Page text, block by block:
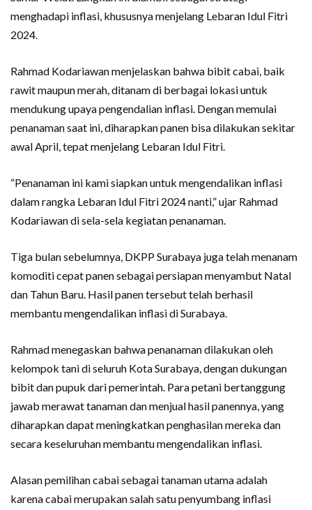
menghadapi inflasi, khususnya menjelang Lebaran Idul Fitri
2024.
Rahmad Kodariawan menjelaskan bahwa bibit cabai, baik
rawit maupun merah, ditanam di berbagai lokasi untuk
mendukung upaya pengendalian inflasi. Dengan memulai
penanaman saat ini, diharapkan panen bisa dilakukan sekitar
awal April, tepat menjelang Lebaran Idul Fitri.
“Penanaman ini kami siapkan untuk mengendalikan inflasi
dalam rangka Lebaran Idul Fitri 2024 nanti,” ujar Rahmad
Kodariawan di sela-sela kegiatan penanaman.
Tiga bulan sebelumnya, DKPP Surabaya juga telah menanam
komoditi cepat panen sebagai persiapan menyambut Natal
dan Tahun Baru. Hasil panen tersebut telah berhasil
membantu mengendalikan inflasi di Surabaya.
Rahmad menegaskan bahwa penanaman dilakukan oleh
kelompok tani di seluruh Kota Surabaya, dengan dukungan
bibit dan pupuk dari pemerintah. Para petani bertanggung
jawab merawat tanaman dan menjual hasil panennya, yang
diharapkan dapat meningkatkan penghasilan mereka dan
secara keseluruhan membantu mengendalikan inflasi.
Alasan pemilihan cabai sebagai tanaman utama adalah
karena cabai merupakan salah satu penyumbang inflasi